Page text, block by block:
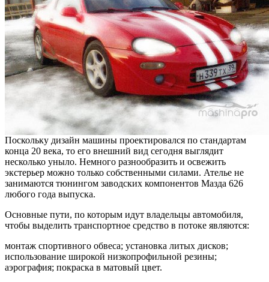
Поскольку дизайн машины проектировался по стандартам
конца 20 века, то его внешний вид сегодня выглядит
несколько уныло. Немного разнообразить и освежить
экстерьер можно только собственными силами. Ателье не
занимаются тюнингом заводских компонентов Мазда 626
любого года выпуска.
Основные пути, по которым идут владельцы автомобиля,
чтобы выделить транспортное средство в потоке являются:
монтаж спортивного обвеса; установка литых дисков;
использование широкой низкопрофильной резины;
аэрография; покраска в матовый цвет.